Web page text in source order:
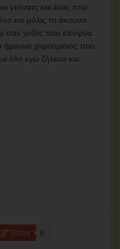
ντόνατς και ένας που
και μόλις το άκουσα
σαν χαζός που έπαιρνα
ήμουνα χαρούμενος που
όλο εγώ ζήλευα και
Share 0